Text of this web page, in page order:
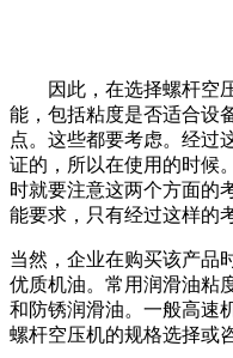
因此，在选择螺杆空压
能，包括粘度是否适合设
点。这些都要考虑。经过
证的，所以在使用的时候
时就要注意这两个方面的
能要求，只有经过这样的
当然，企业在购买该产品
优质机油。常用润滑油粘
和防锈润滑油。一般高速
螺杆空压机的规格选择或